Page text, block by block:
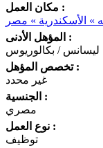
مكان العمل :
» الأسكندرية » مصر
المؤهل الأدنى :
ليسانس / بكالوريوس
تخصص المؤهل :
غير محدد
الجنسية :
مصري
نوع العمل :
توظيف